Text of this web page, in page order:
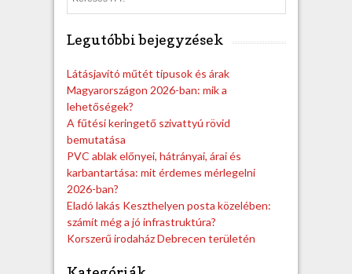
e
Legutóbbi bejegyzések
Látásjavító műtét típusok és árak
Magyarországon 2026-ban: mik a
lehetőségek?
A fűtési keringető szivattyú rövid
bemutatása
PVC ablak előnyei, hátrányai, árai és
karbantartása: mit érdemes mérlegelni
2026-ban?
Eladó lakás Keszthelyen posta közelében:
számít még a jó infrastruktúra?
Korszerű irodaház Debrecen területén